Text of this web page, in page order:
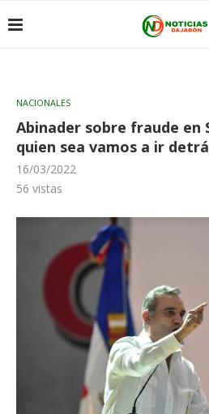
NACIONALES
Abinader sobre fraude en
quien sea vamos a ir
16/03/2022
56 vistas